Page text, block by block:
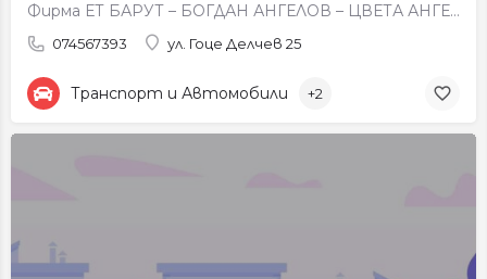
Фирма ЕТ БАРУТ – БОГДАН АНГЕЛОВ – ЦВЕТА АНГЕЛОВА, град Петрич се занимава с обществен превоз на пътници,…
074567393 ул. Гоце Делчев 25
Транспорт и Автомобили +2